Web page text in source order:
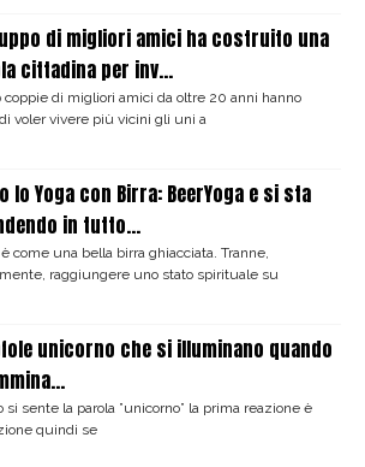
di migliori amici ha costruito una
cittadina per inv...
coppie di migliori amici da oltre 20 anni hanno
voler vivere più vicini gli uni a
lo Yoga con Birra: BeerYoga e si sta
in tutto...
come una bella birra ghiacciata. Tranne,
raggiungere uno stato spirituale su
unicorno che si illuminano quando
si sente la parola ”unicorno” la prima reazione è
quindi se